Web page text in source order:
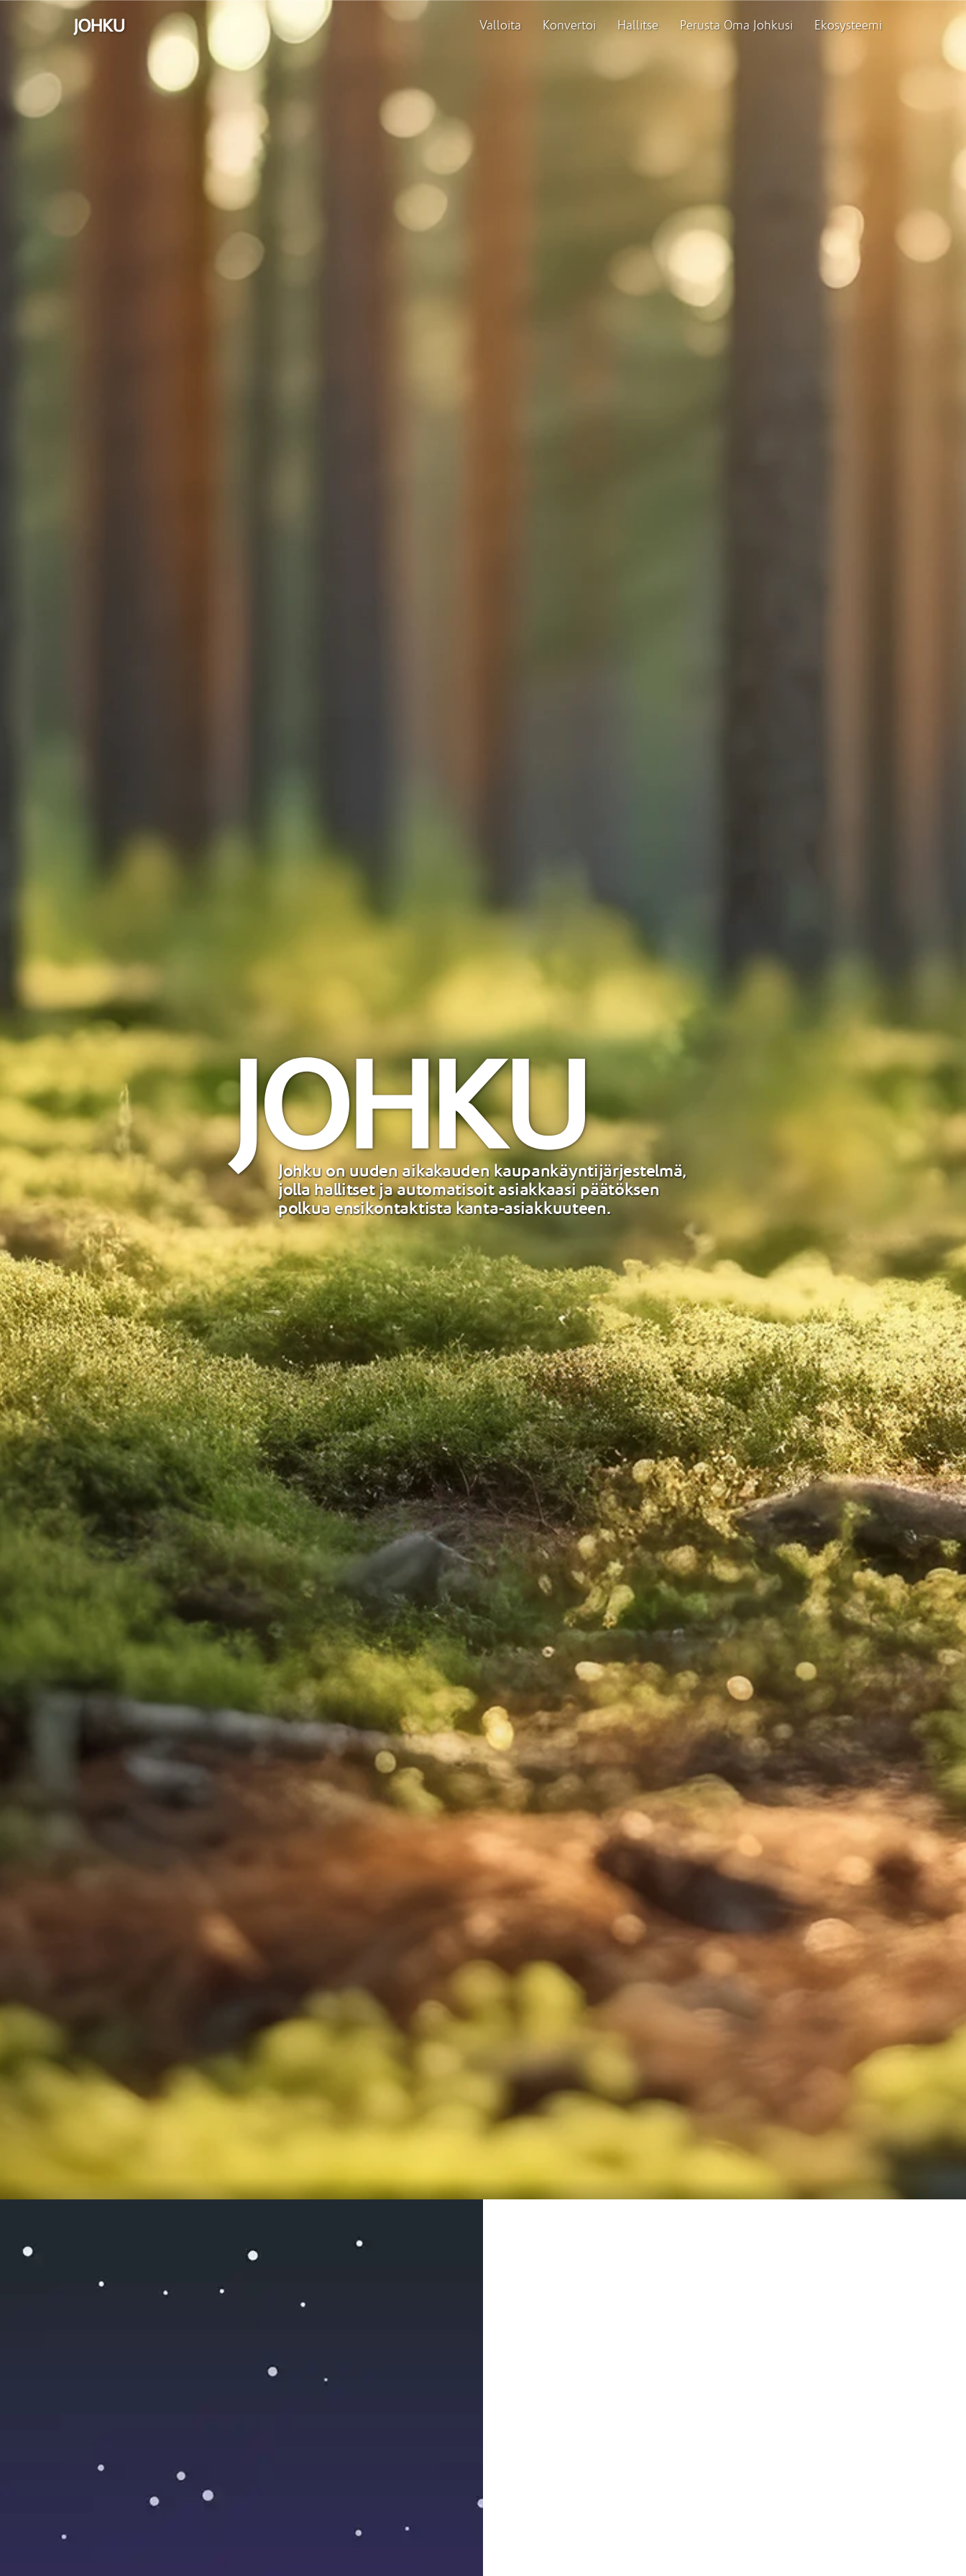
Valloita Konvertoi Hallitse Perusta Oma Johkusi Ekosysteemi
Johku on uuden aikakauden kaupankäyntijärjestelmä,
jolla hallitset ja automatisoit asiakkaasi päätöksen
polkua ensikontaktista kanta-asiakkuuteen.